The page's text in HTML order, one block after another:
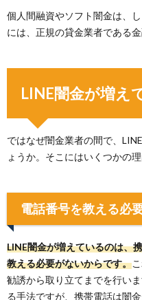
個人間融資やソフト闇金は、
には、正規の貸金業者である
LINE闇金が増え
ではなぜ闇金業者の間で、
ょうか。そこにはいくつかの理
電話番号を教える必
LINE闇金が増えているのは、
教える必要がないからです。
勧誘から取り立てまでを行い
る手法ですが、携帯電話は闇